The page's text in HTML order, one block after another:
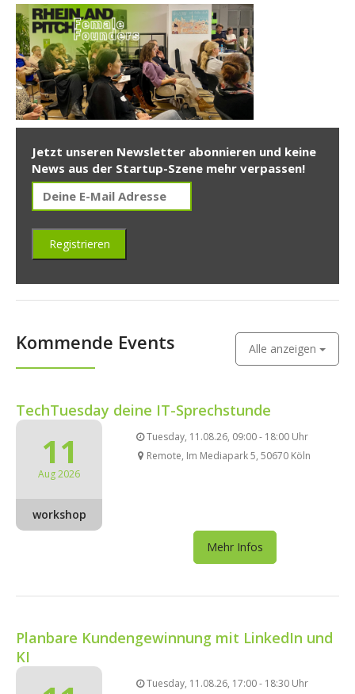
Jetzt unseren Newsletter abonnieren und keine
News aus der Startup-Szene mehr verpassen!
Kommende Events Alle anzeigen
TechTuesday deine IT-Sprechstunde
11
Aug 2026
workshop
Tuesday, 11.08.26, 09:00 - 18:00 Uhr
Remote, Im Mediapark 5, 50670 Köln
Mehr Infos
Planbare Kundengewinnung mit LinkedIn und
KI
Tuesday, 11.08.26, 17:00 - 18:30 Uhr